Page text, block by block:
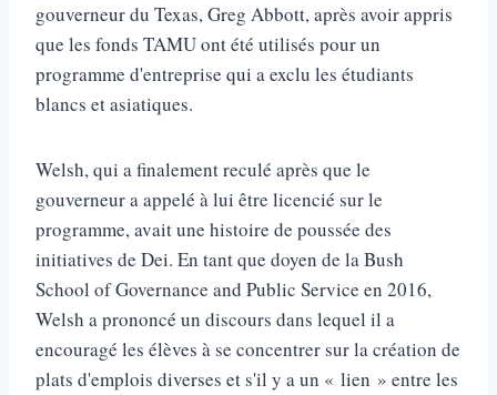
gouverneur du Texas, Greg Abbott, après avoir appris
que les fonds TAMU ont été utilisés pour un
programme d'entreprise qui a exclu les étudiants
blancs et asiatiques.
Welsh, qui a finalement reculé après que le
gouverneur a appelé à lui être licencié sur le
programme, avait une histoire de poussée des
initiatives de Dei. En tant que doyen de la Bush
School of Governance and Public Service en 2016,
Welsh a prononcé un discours dans lequel il a
encouragé les élèves à se concentrer sur la création de
plats d'emplois diverses et s'il y a un « lien » entre les